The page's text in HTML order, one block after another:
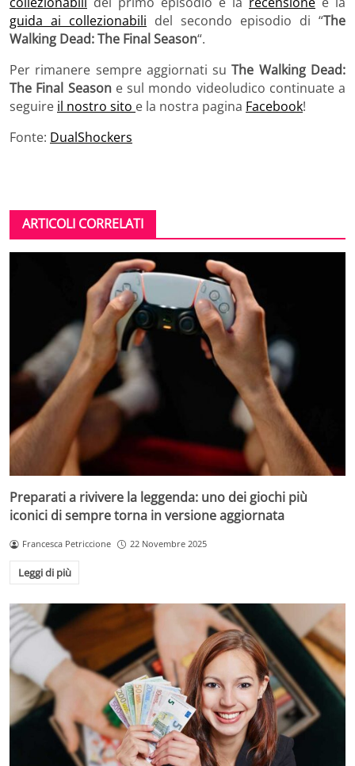
guida ai collezionabili del secondo episodio di “The
Walking Dead: The Final Season“.
Per rimanere sempre aggiornati suThe Walking Dead:
The Final Seasone sul mondo videoludico continuate a
seguire il nostro sito e la nostra pagina Facebook!
Fonte: DualShockers
ARTICOLI CORRELATI
Preparati a rivivere la leggenda: uno dei giochi più
iconici di sempre torna in versione aggiornata
Francesca Petriccione 22 Novembre 2025
Leggi di più